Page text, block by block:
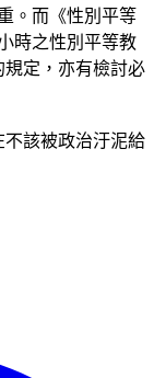
。而《性別平等
時之性別平等教
定，亦有檢討必
該被政治汙泥給